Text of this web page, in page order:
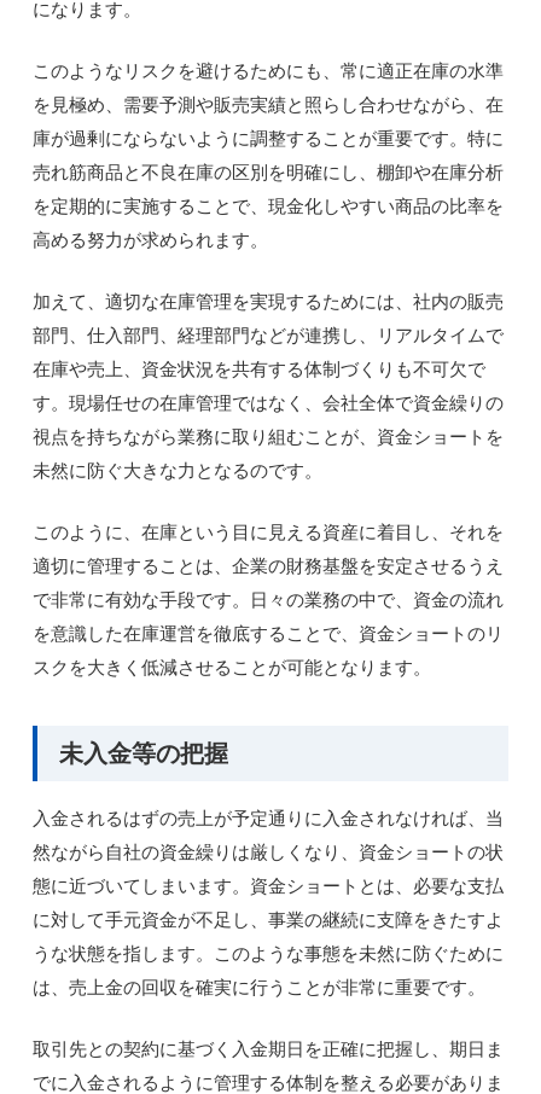
になります。
このようなリスクを避けるためにも、常に適正在庫の水準
を見極め、需要予測や販売実績と照らし合わせながら、在
庫が過剰にならないように調整することが重要です。特に
売れ筋商品と不良在庫の区別を明確にし、棚卸や在庫分析
を定期的に実施することで、現金化しやすい商品の比率を
高める努力が求められます。
加えて、適切な在庫管理を実現するためには、社内の販売
部門、仕入部門、経理部門などが連携し、リアルタイムで
在庫や売上、資金状況を共有する体制づくりも不可欠で
す。現場任せの在庫管理ではなく、会社全体で資金繰りの
視点を持ちながら業務に取り組むことが、資金ショートを
未然に防ぐ大きな力となるのです。
このように、在庫という目に見える資産に着目し、それを
適切に管理することは、企業の財務基盤を安定させるうえ
で非常に有効な手段です。日々の業務の中で、資金の流れ
を意識した在庫運営を徹底することで、資金ショートのリ
スクを大きく低減させることが可能となります。
未入金等の把握
入金されるはずの売上が予定通りに入金されなければ、当
然ながら自社の資金繰りは厳しくなり、資金ショートの状
態に近づいてしまいます。資金ショートとは、必要な支払
に対して手元資金が不足し、事業の継続に支障をきたすよ
うな状態を指します。このような事態を未然に防ぐために
は、売上金の回収を確実に行うことが非常に重要です。
取引先との契約に基づく入金期日を正確に把握し、期日ま
でに入金されるように管理する体制を整える必要がありま